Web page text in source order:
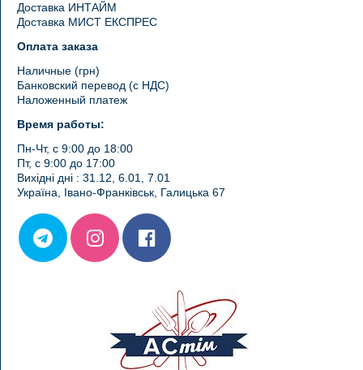
Доставка ИНТАЙМ
Доставка МИСТ ЕКСПРЕС
Оплата заказа
Наличные (грн)
Банковский перевод (с НДС)
Наложенный платеж
Время работы:
Пн-Чт, с 9:00 до 18:00
Пт, с 9:00 до 17:00
Вихідні дні : 31.12, 6.01, 7.01
Україна, Івано-Франківськ, Галицька 67